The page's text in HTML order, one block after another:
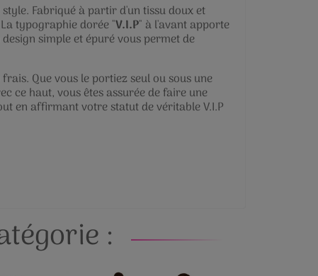
Fabriqué à partir d'un tissu doux et
typographie dorée "V.I.P" à l'avant apporte
simple et épuré vous permet de
Que vous le portiez seul ou sous une
ce haut, vous êtes assurée de faire une
en affirmant votre statut de véritable V.I.P
: